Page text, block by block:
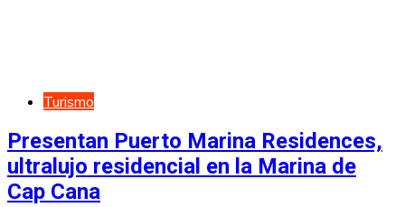
Turismo
Presentan Puerto Marina Residences,
ultralujo residencial en la Marina de
Cap Cana